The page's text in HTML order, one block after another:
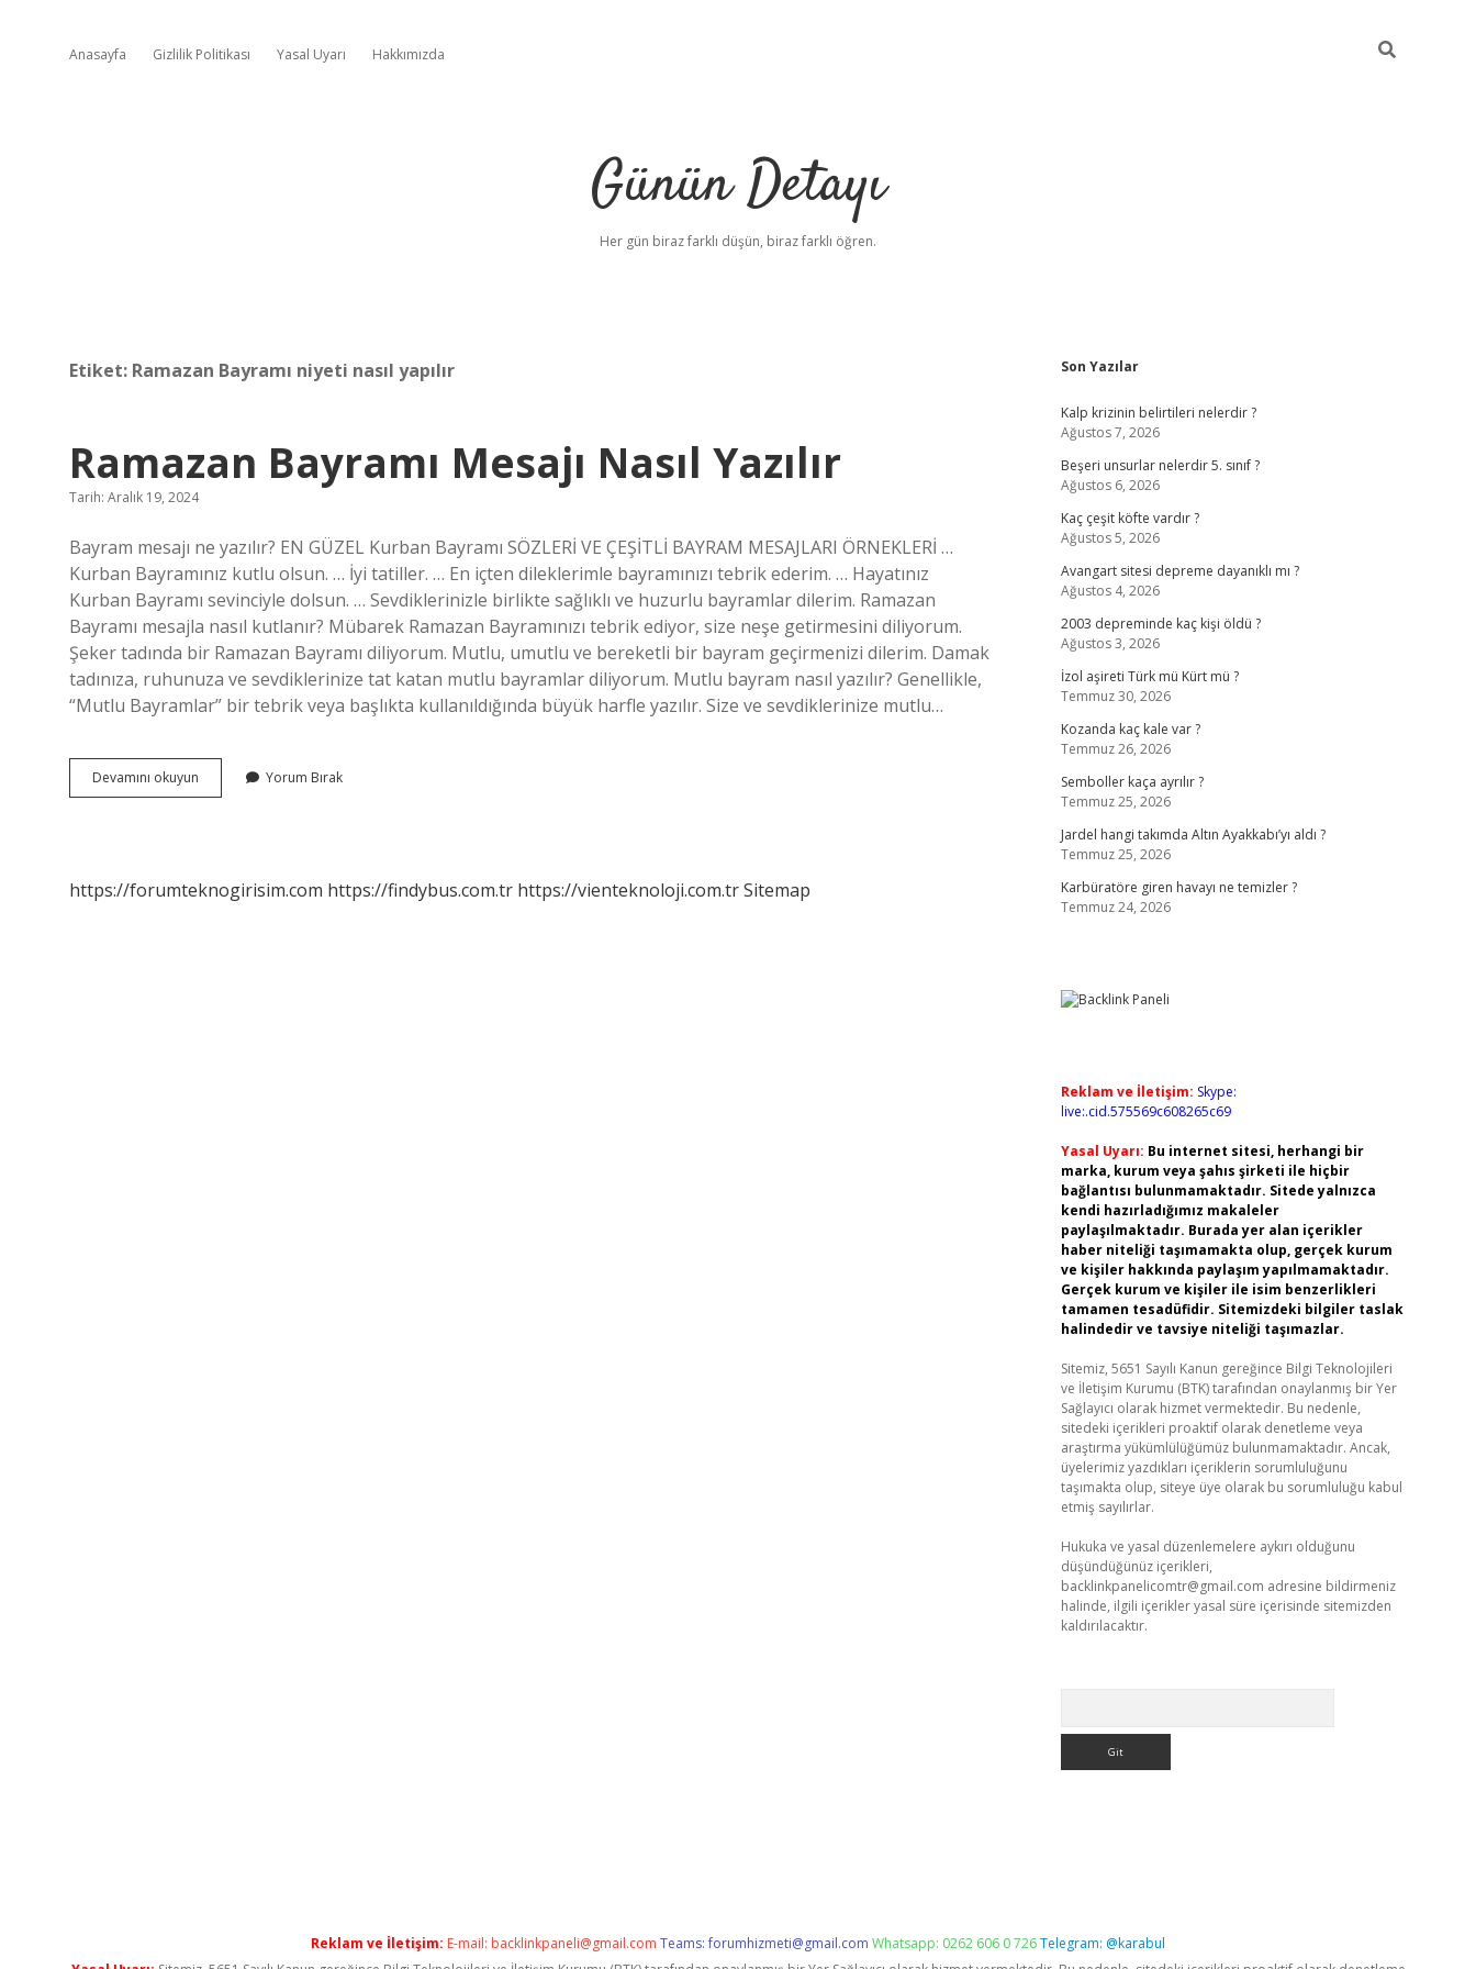
Anasayfa Gizlilik Politikası Yasal Uyarı Hakkımızda
Günün Detayı
Her gün biraz farklı düşün, biraz farklı öğren.
Etiket: Ramazan Bayramı niyeti nasıl yapılır
Ramazan Bayramı Mesajı Nasıl Yazılır
Tarih: Aralık 19, 2024
Bayram mesajı ne yazılır? EN GÜZEL Kurban Bayramı SÖZLERİ VE ÇEŞİTLİ BAYRAM MESAJLARI ÖRNEKLERİ …
Kurban Bayramınız kutlu olsun. … İyi tatiller. … En içten dileklerimle bayramınızı tebrik ederim. … Hayatınız
Kurban Bayramı sevinciyle dolsun. … Sevdiklerinizle birlikte sağlıklı ve huzurlu bayramlar dilerim. Ramazan
Bayramı mesajla nasıl kutlanır? Mübarek Ramazan Bayramınızı tebrik ediyor, size neşe getirmesini diliyorum.
Şeker tadında bir Ramazan Bayramı diliyorum. Mutlu, umutlu ve bereketli bir bayram geçirmenizi dilerim. Damak
tadınıza, ruhunuza ve sevdiklerinize tat katan mutlu bayramlar diliyorum. Mutlu bayram nasıl yazılır? Genellikle,
“Mutlu Bayramlar” bir tebrik veya başlıkta kullanıldığında büyük harfle yazılır. Size ve sevdiklerinize mutlu…
Devamını okuyun Ramazan
Bayramı
Yorum Bırak
https://forumteknogirisim.com https://findybus.com.tr https://vienteknoloji.com.trSitemap
Sidebar
Son Yazılar
Kalp krizinin belirtileri nelerdir ?
Ağustos 7, 2026
Beşeri unsurlar nelerdir 5. sınıf ?
Ağustos 6, 2026
Kaç çeşit köfte vardır ?
Ağustos 5, 2026
Avangart sitesi depreme dayanıklı mı ?
Ağustos 4, 2026
2003 depreminde kaç kişi öldü ?
Ağustos 3, 2026
İzol aşireti Türk mü Kürt mü ?
Temmuz 30, 2026
Kozanda kaç kale var ?
Temmuz 26, 2026
Semboller kaça ayrılır ?
Temmuz 25, 2026
Jardel hangi takımda Altın Ayakkabı’yı aldı ?
Temmuz 25, 2026
Karbüratöre giren havayı ne temizler ?
Temmuz 24, 2026
Reklam ve İletişim: Skype:
live:.cid.575569c608265c69
Yasal Uyarı: Bu internet sitesi, herhangi bir
marka, kurum veya şahıs şirketi ile hiçbir
bağlantısı bulunmamaktadır. Sitede yalnızca
kendi hazırladığımız makaleler
paylaşılmaktadır. Burada yer alan içerikler
haber niteliği taşımamakta olup, gerçek kurum
ve kişiler hakkında paylaşım yapılmamaktadır.
Gerçek kurum ve kişiler ile isim benzerlikleri
tamamen tesadüfidir. Sitemizdeki bilgiler taslak
halindedir ve tavsiye niteliği taşımazlar.
Sitemiz, 5651 Sayılı Kanun gereğince Bilgi Teknolojileri
ve İletişim Kurumu (BTK) tarafından onaylanmış bir Yer
Sağlayıcı olarak hizmet vermektedir. Bu nedenle,
sitedeki içerikleri proaktif olarak denetleme veya
araştırma yükümlülüğümüz bulunmamaktadır. Ancak,
üyelerimiz yazdıkları içeriklerin sorumluluğunu
taşımakta olup, siteye üye olarak bu sorumluluğu kabul
etmiş sayılırlar.
Hukuka ve yasal düzenlemelere aykırı olduğunu
düşündüğünüz içerikleri,
backlinkpanelicomtr@gmail.com adresine bildirmeniz
halinde, ilgili içerikler yasal süre içerisinde sitemizden
kaldırılacaktır.
Reklam ve İletişim: E-mail: backlinkpaneli@gmail.com Teams:forumhizmeti@gmail.com Whatsapp: 0262 606 0 726Telegram: @karabul